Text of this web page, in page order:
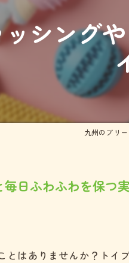
ル
ダックスフンド
シング
九州のブリ
日ふわふわを保つ
とはありませんか？ト